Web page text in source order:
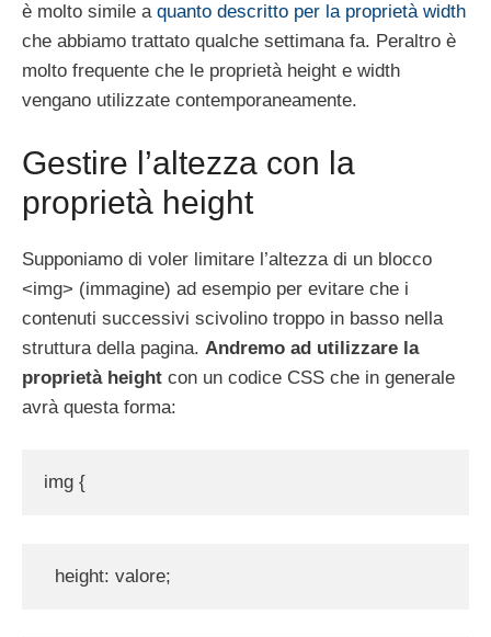
è molto simile a quanto descritto per la proprietà width
che abbiamo trattato qualche settimana fa. Peraltro è
molto frequente che le proprietà height e width
vengano utilizzate contemporaneamente.
Gestire l’altezza con la
proprietà height
Supponiamo di voler limitare l’altezza di un blocco
<img> (immagine) ad esempio per evitare che i
contenuti successivi scivolino troppo in basso nella
struttura della pagina. Andremo ad utilizzare la
proprietà height con un codice CSS che in generale
avrà questa forma:
img {
  height: valore;